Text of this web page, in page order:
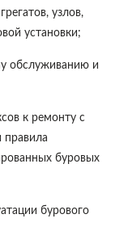
узлов,
установки;
обслуживанию и
к ремонту с
правила
буровых
бурового